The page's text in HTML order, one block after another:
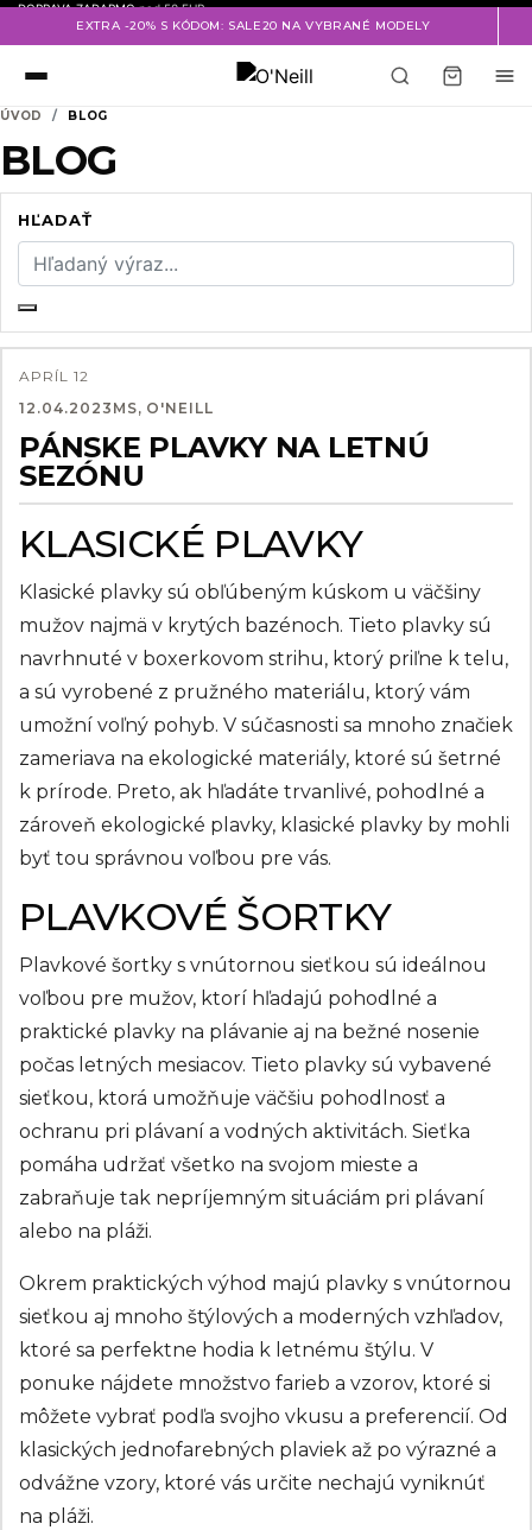
DOPRAVA ZADARMOnad 50 EUR
EXTRA -20% S KÓDOM: SALE20 NA VYBRANÉ MODELY
ÚVOD BLOG
BLOG
HĽADAŤ
APRÍL 12
12.04.2023 MS, O'NEILL
PÁNSKE PLAVKY NA LETNÚ
SEZÓNU
KLASICKÉ PLAVKY
Klasické plavky sú obľúbeným kúskom u väčšiny
mužov najmä v krytých bazénoch. Tieto plavky sú
navrhnuté v boxerkovom strihu, ktorý priľne k telu,
a sú vyrobené z pružného materiálu, ktorý vám
umožní voľný pohyb. V súčasnosti sa mnoho značiek
zameriava na ekologické materiály, ktoré sú šetrné
k prírode. Preto, ak hľadáte trvanlivé, pohodlné a
zároveň ekologické plavky, klasické plavky by mohli
byť tou správnou voľbou pre vás.
PLAVKOVÉ ŠORTKY
Plavkové šortky s vnútornou sieťkou sú ideálnou
voľbou pre mužov, ktorí hľadajú pohodlné a
praktické plavky na plávanie aj na bežné nosenie
počas letných mesiacov. Tieto plavky sú vybavené
sieťkou, ktorá umožňuje väčšiu pohodlnosť a
ochranu pri plávaní a vodných aktivitách. Sieťka
pomáha udržať všetko na svojom mieste a
zabraňuje tak nepríjemným situáciám pri plávaní
alebo na pláži.
Okrem praktických výhod majú plavky s vnútornou
sieťkou aj mnoho štýlových a moderných vzhľadov,
ktoré sa perfektne hodia k letnému štýlu. V
ponuke nájdete množstvo farieb a vzorov, ktoré si
môžete vybrať podľa svojho vkusu a preferencií. Od
klasických jednofarebných plaviek až po výrazné a
odvážne vzory, ktoré vás určite nechajú vyniknúť
na pláži.